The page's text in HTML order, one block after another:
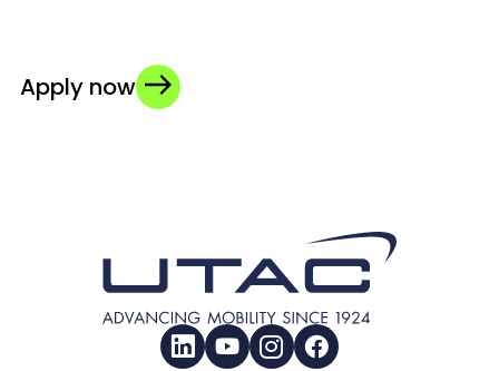
Apply now
LinkedInYouTubeInstagramFacebook